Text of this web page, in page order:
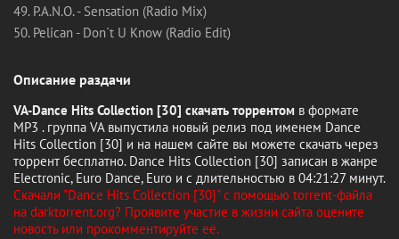
49. P.A.N.O. - Sensation (Radio Mix)
50. Pelican - Don`t U Know (Radio Edit)
Описание раздачи
VA-Dance Hits Collection [30] скачать торрентом в формате
MP3 . группа VA выпустила новый релиз под именем Dance
Hits Collection [30] и на нашем сайте вы можете скачать через
торрент бесплатно. Dance Hits Collection [30] записан в жанре
Electronic, Euro Dance, Euro и с длительностью в 04:21:27 минут.
Скачали "Dance Hits Collection [30]" с помощью torrent-файла
на darktorrent.org? Проявите участие в жизни сайта оцените
новость или прокомментируйте её.